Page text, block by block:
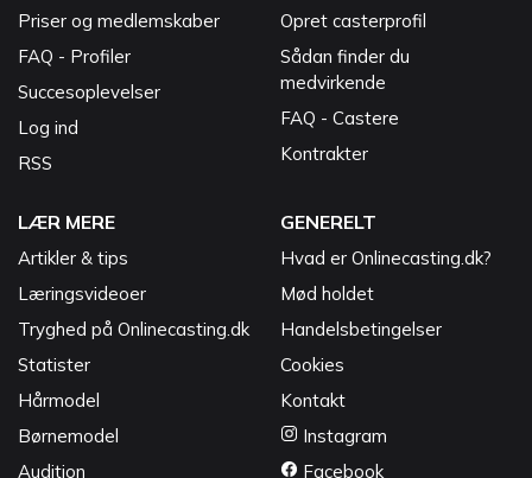
Priser og medlemskaber
FAQ - Profiler
Succesoplevelser
Log ind
RSS
Opret casterprofil
Sådan finder du
medvirkende
FAQ - Castere
Kontrakter
LÆR MERE
Artikler & tips
Læringsvideoer
Tryghed på Onlinecasting.dk
Statister
Hårmodel
Børnemodel
Audition
GENERELT
Hvad er Onlinecasting.dk?
Mød holdet
Handelsbetingelser
Cookies
Kontakt
Instagram
Facebook